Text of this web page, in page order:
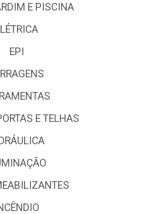
E PISCINA
EPI
E TELHAS